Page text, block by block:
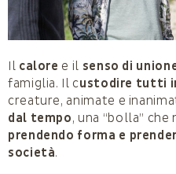
Il calore e il senso di
famiglia. Il custodire tutti
creature, animate e
dal tempo, una “bolla” che
prendendo forma e
società.